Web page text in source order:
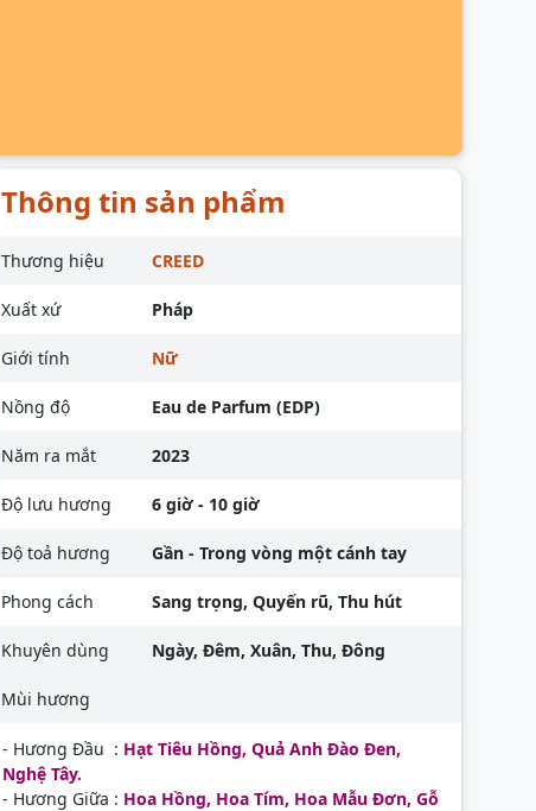
Thông tin sản phẩm
Thương hiệu CREED
Xuất xứ Pháp
Giới tính Nữ
Nồng độ Eau de Parfum (EDP)
Năm ra mắt 2023
Độ lưu hương 6 giờ - 10 giờ
Độ toả hương Gần - Trong vòng một cánh tay
Phong cách Sang trọng, Quyến rũ, Thu hút
Khuyên dùng Ngày, Đêm, Xuân, Thu, Đông
Mùi hương
- Hương Đầu : Hạt Tiêu Hồng, Quả Anh Đào Đen,
Nghệ Tây.
- Hương Giữa : Hoa Hồng, Hoa Tím, Hoa Mẫu Đơn, Gỗ